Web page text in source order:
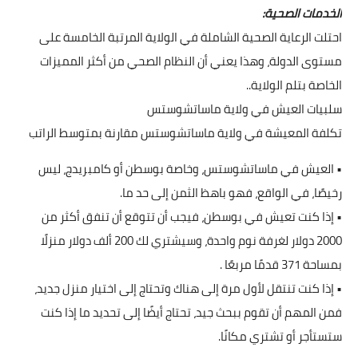
الخدمات الصحية:
احتلت الرعاية الصحية الشاملة في الولاية المرتبة الخامسة على
مستوى الدولة، وهذا يعني أن النظام الصحي من أكثر المميزات
الخاصة بتلم الولاية..
سلبيات العيش في ولاية ماساتشوستس
تكلفة المعيشة في ولاية ماساتشوستس مقارنة بمتوسط الراتب
• العيش في ماساتشوستس، وخاصة بوسطن أو كامبريدج، ليس
رخيصًا، في الواقع، فهو باهظ الثمن إلى حد ما.
• إذا كنت تعيش في بوسطن، فيجب أن تتوقع أن تنفق أكثر من
2000 دولار لغرفة نوم واحدة، وسيشتري لك 200 ألف دولار منزلًا
بمساحة 371 قدمًا مربعًا .
• إذا كنت تنتقل لأول مرة إلى هناك وتحتاج إلى اختيار منزل جديد،
فمن المهم أن تقوم ببحث جيد، تحتاج أيضًا إلى تحديد ما إذا كنت
ستستأجر أو تشتري مكانًا.